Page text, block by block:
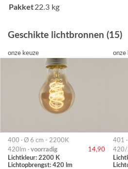
Pakket22.3 kg
Geschikte lichtbronnen (15)
onze keuze
400 · Ø 6 cm - 2200K
420lm · voorradig
14,90
Lichtkleur: 2200 K
Lichtopbrengst: 420 lm
onze
401
420/